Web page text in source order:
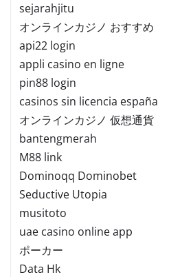
sejarahjitu
オンラインカジノ おすすめ
api22 login
appli casino en ligne
pin88 login
casinos sin licencia españa
オンラインカジノ 仮想通貨
bantengmerah
M88 link
Dominoqq Dominobet
Seductive Utopia
musitoto
uae casino online app
ポーカー
Data Hk